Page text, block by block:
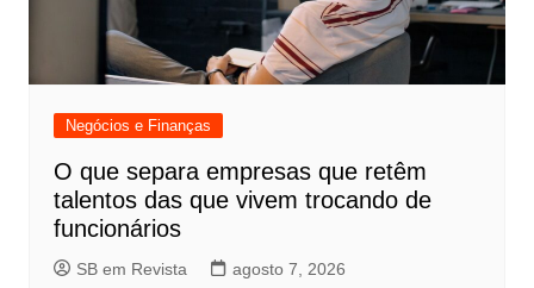
Negócios e Finanças
O que separa empresas que retêm
talentos das que vivem trocando de
funcionários
SB em Revista agosto 7, 2026